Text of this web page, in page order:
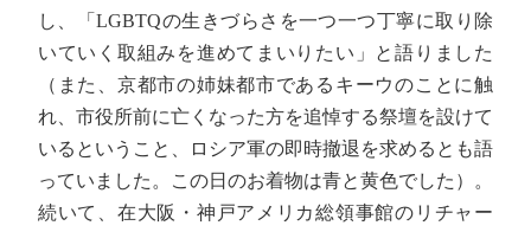
し、「LGBTQの生きづらさを一つ一つ丁寧に取り除
いていく取組みを進めてまいりたい」と語りました
（また、京都市の姉妹都市であるキーウのことに触
れ、市役所前に亡くなった方を追悼する祭壇を設けて
いるということ、ロシア軍の即時撤退を求めるとも語
っていました。この日のお着物は青と黄色でした）。
続いて、在大阪・神戸アメリカ総領事館のリチャー